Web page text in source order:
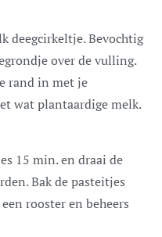
deegcirkeltje. Bevochtig
over de vulling.
rand in met je
wat plantaardige melk.
15 min. en draai de
Bak de pasteitjes
rooster en beheers